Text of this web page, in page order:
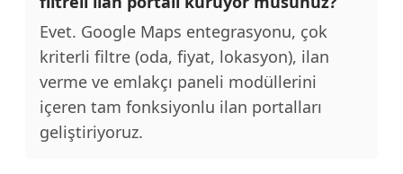
Evet. Google Maps entegrasyonu, çok
kriterli filtre (oda, fiyat, lokasyon), ilan
verme ve emlakçı paneli modüllerini
içeren tam fonksiyonlu ilan portalları
geliştiriyoruz.